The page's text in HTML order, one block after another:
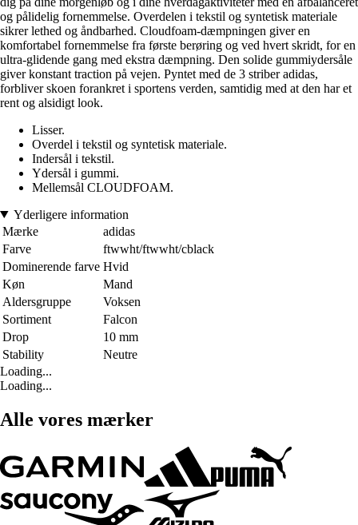
og pålidelig fornemmelse. Overdelen i tekstil og syntetisk materiale
sikrer lethed og åndbarhed. Cloudfoam-dæmpningen giver en
komfortabel fornemmelse fra første berøring og ved hvert skridt, for en
ultra-glidende gang med ekstra dæmpning. Den solide gummiydersåle
giver konstant traction på vejen. Pyntet med de 3 striber adidas,
forbliver skoen forankret i sportens verden, samtidig med at den har et
rent og alsidigt look.
Lisser.
Overdel i tekstil og syntetisk materiale.
Indersål i tekstil.
Ydersål i gummi.
Mellemsål CLOUDFOAM.
Yderligere information
Mærke
adidas
Farve
ftwwht/ftwwht/cblack
Dominerende farve Hvid
Køn
Mand
Aldersgruppe
Voksen
Sortiment
Falcon
Drop
10 mm
Stability
Neutre
Loading...
Loading...
Alle vores mærker